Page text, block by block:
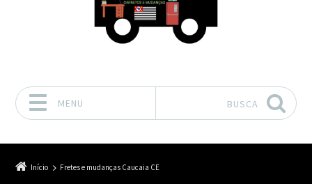
MENU BUSCA
Início Fretes e mudanças Caucaia CE